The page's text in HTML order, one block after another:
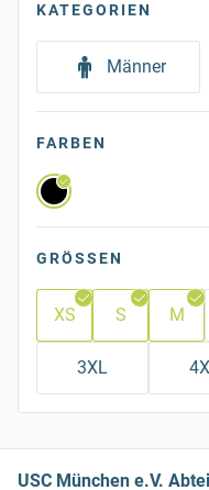
KATEGORIEN
Männer
FARBEN
GRÖSSEN
XS S M
3XL
USC München e.V.